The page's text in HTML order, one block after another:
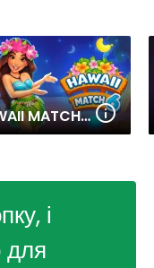
HAWAII MATCH 6
і